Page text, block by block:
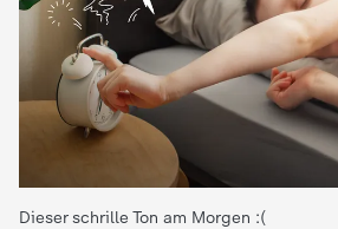
n
Dieser schrille Ton am Morgen :(